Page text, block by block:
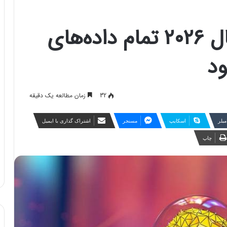
هوش مصنوعی تا سال ۲۰۲۶ تمام داده‌های
32 زمان مطالعه یک دقیقه
اسکایپ مسنجر اشتراک گذاری با ایمیل
چاپ